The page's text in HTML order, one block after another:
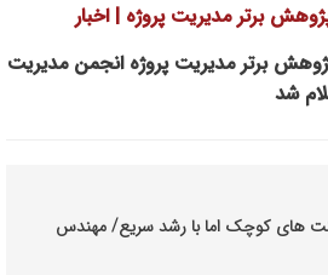
برتر مدیریت پروژه | اخبار
برتر مدیریت پروژه انجمن مدیریت
شد
های کوچک اما با رشد سریع/ مهندس